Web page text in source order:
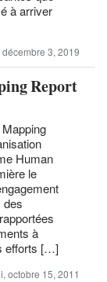
à arriver
3, 2019
Report
Human
le
des
à
efforts […]
octobre 15, 2011